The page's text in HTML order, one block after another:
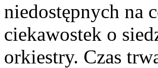
niedostępnych na
ciekawostek o
orkiestry. Czas